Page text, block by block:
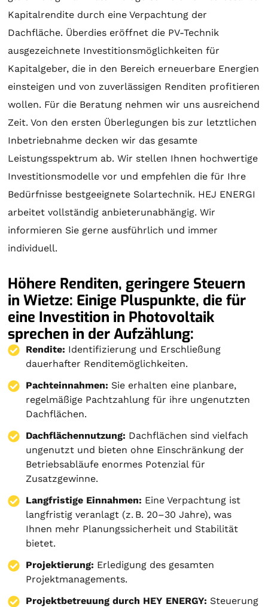
Kapitalrendite durch eine Verpachtung der
Dachfläche. Überdies eröffnet die PV-Technik
ausgezeichnete Investitionsmöglichkeiten für
Kapitalgeber, die in den Bereich erneuerbare Energien
einsteigen und von zuverlässigen Renditen profitieren
wollen. Für die Beratung nehmen wir uns ausreichend
Zeit. Von den ersten Überlegungen bis zur letztlichen
Inbetriebnahme decken wir das gesamte
Leistungsspektrum ab. Wir stellen Ihnen hochwertige
Investitionsmodelle vor und empfehlen die für Ihre
Bedürfnisse bestgeeignete Solartechnik. HEJ ENERGI
arbeitet vollständig anbieterunabhängig. Wir
informieren Sie gerne ausführlich und immer
individuell.
Höhere Renditen, geringere Steuern
in Wietze: Einige Pluspunkte, die für
eine Investition in Photovoltaik
sprechen in der Aufzählung:
Rendite: Identifizierung und Erschließung
dauerhafter Renditemöglichkeiten.
Pachteinnahmen: Sie erhalten eine planbare,
regelmäßige Pachtzahlung für ihre ungenutzten
Dachflächen.
Dachflächennutzung: Dachflächen sind vielfach
ungenutzt und bieten ohne Einschränkung der
Betriebsabläufe enormes Potenzial für
Zusatzgewinne.
Langfristige Einnahmen: Eine Verpachtung ist
langfristig veranlagt (z. B. 20–30 Jahre), was
Ihnen mehr Planungssicherheit und Stabilität
bietet.
Projektierung: Erledigung des gesamten
Projektmanagements.
Projektbetreuung durch HEY ENERGY: Steuerung